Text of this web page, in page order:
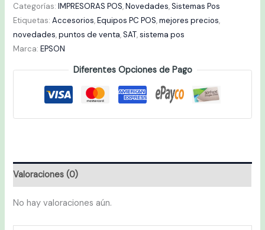
Categorías:IMPRESORAS POS,Novedades,Sistemas Pos
Etiquetas:Accesorios,Equipos PC POS,mejores precios,
novedades,puntos de venta,SAT,sistema pos
Marca:EPSON
Diferentes Opciones de Pago
Valoraciones (0)
No hay valoraciones aún.